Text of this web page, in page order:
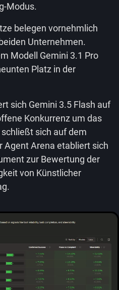
Modus.
belegen vornehmlich
Unternehmen.
Modell Gemini 3.1 Pro
Platz in der
sich Gemini 3.5 Flash auf
Konkurrenz um das
sich auf dem
Agent Arena etabliert sich
zur Bewertung der
von Künstlicher